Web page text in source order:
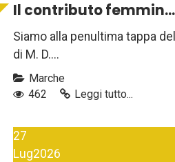
Il contributo femmin...
Siamo alla penultima tappa
di M. D....
Marche
462
Leggi tutto...
27
Lug2026